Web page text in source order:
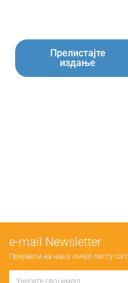
Прелистајте
издање
е-mail Newsletter
Пријавом на нашу имејл листу